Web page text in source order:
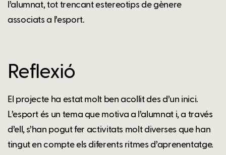
l’alumnat, tot trencant estereotips de gènere
associats a l’esport.
Reflexió
El projecte ha estat molt ben acollit des d’un inici.
L’esport és un tema que motiva a l’alumnat i, a través
d’ell, s’han pogut fer activitats molt diverses que han
tingut en compte els diferents ritmes d’aprenentatge.